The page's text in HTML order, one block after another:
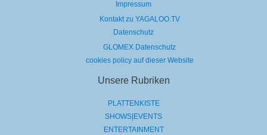
Impressum
Kontakt zu YAGALOO.TV
Datenschutz
GLOMEX Datenschutz
cookies policy auf dieser Website
Unsere Rubriken
PLATTENKISTE
SHOWS|EVENTS
ENTERTAINMENT